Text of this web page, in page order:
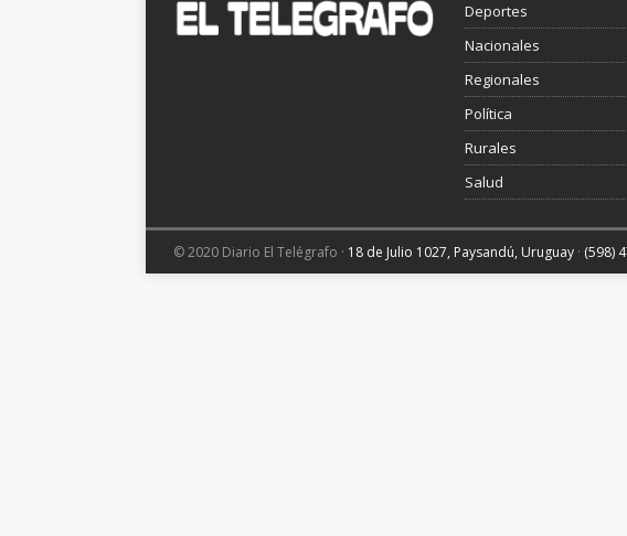
Deportes
Nacionales
Regionales
Política
Rurales
Salud
© 2020 Diario El Telégrafo · 18 de Julio 1027, Paysandú, Uruguay · (598)